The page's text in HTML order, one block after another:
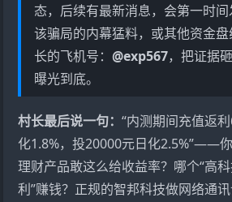
态，后续有最新消息，会第一时
该骗局的内幕猛料，或其他资金
长的飞机号：@exp567，把证据
曝光到底。
村长最后说一句：“内测期间充值返
化1.8%，投20000元日化2.5%”——
理财产品敢这么给收益率？哪个“高
利”赚钱？正规的智邦科技做网络通